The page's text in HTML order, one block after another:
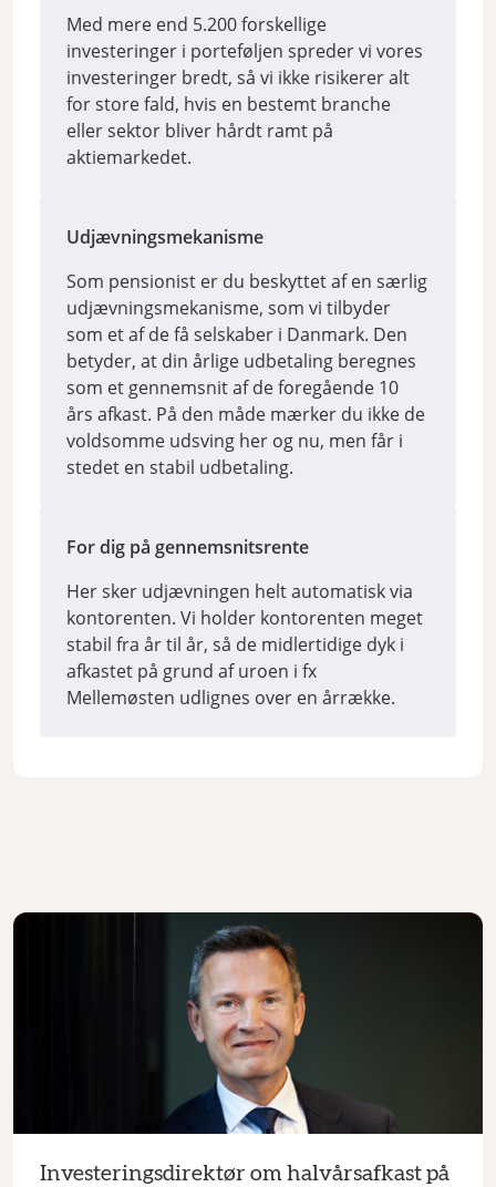
Med mere end 5.200 forskellige
investeringer i porteføljen spreder vi vores
investeringer bredt, så vi ikke risikerer alt
for store fald, hvis en bestemt branche
eller sektor bliver hårdt ramt på
aktiemarkedet.
Udjævningsmekanisme
Som pensionist er du beskyttet af en særlig
udjævningsmekanisme, som vi tilbyder
som et af de få selskaber i Danmark. Den
betyder, at din årlige udbetaling beregnes
som et gennemsnit af de foregående 10
års afkast. På den måde mærker du ikke de
voldsomme udsving her og nu, men får i
stedet en stabil udbetaling.
For dig på gennemsnitsrente
Her sker udjævningen helt automatisk via
kontorenten. Vi holder kontorenten meget
stabil fra år til år, så de midlertidige dyk i
afkastet på grund af uroen i fx
Mellemøsten udlignes over en årrække.
Investeringsdirektør om halvårsafkast på